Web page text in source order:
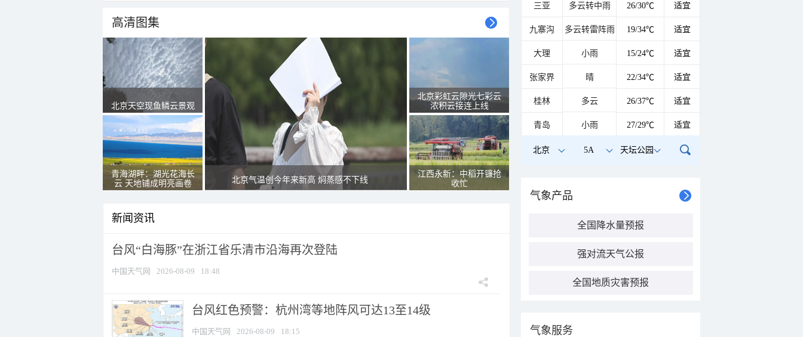
高清图集
北京天空现鱼鳞云景观
青海湖畔：湖光花海长
云 天地铺成明亮画卷
北京气温创今年来新高 焖蒸感不下线
北京彩虹云隙光七彩云
浓积云接连上线
江西永新：中稻开镰抢
收忙
新闻资讯
台风“白海豚”在浙江省乐清市沿海再次登陆
中国天气网 2026-08-09 18:48
​台风红色预警：杭州湾等地阵风可达13至14级
中国天气网 2026-08-09 18:15
三亚 多云转中雨 26/30℃ 适宜
九寨沟 多云转雷阵雨 19/34℃ 适宜
大理 小雨 15/24℃ 适宜
张家界 晴 22/34℃ 适宜
桂林 多云 26/37℃ 适宜
青岛 小雨 27/29℃ 适宜
北京 5A 天坛公园
气象产品
全国降水量预报
强对流天气公报
全国地质灾害预报
气象服务